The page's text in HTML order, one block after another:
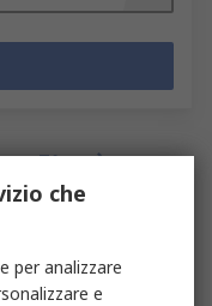
71
50 100
che
per analizzare
e